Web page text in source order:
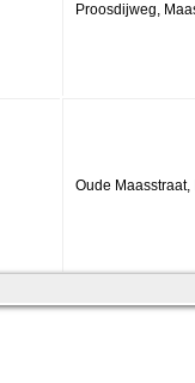
Proosdijweg,
Oude Maasstraat,